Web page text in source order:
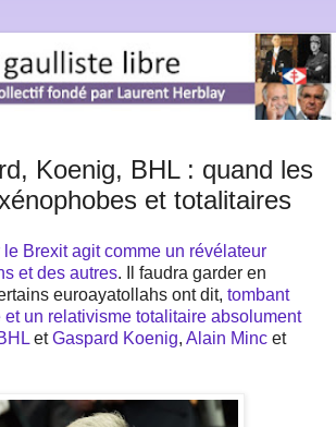
Koenig, BHL : quand les
et totalitaires
le Brexit agit comme un révélateur
et des autres. Il faudra garder en
euroayatollahs ont dit, tombant
un relativisme totalitaire absolument
etGaspard Koenig, Alain Minc et